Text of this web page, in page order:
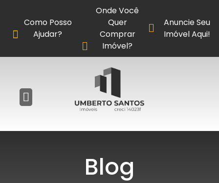
Anuncie Seu
Imóvel Aqui!
Como Posso
Ajudar?
Onde Você
Quer
Comprar
Imóvel?
Blog